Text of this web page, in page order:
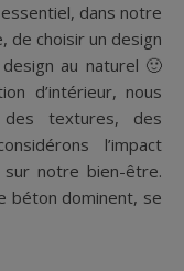
dans notre
de choisir un design
au naturel 🙂
d’intérieur, nous
des textures, des
l’impact
notre bien-être.
béton dominent, se